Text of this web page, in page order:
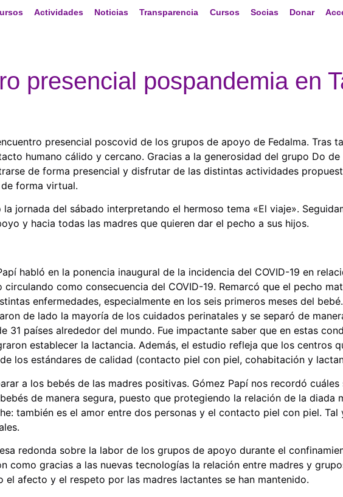
Actividades Noticias Transparencia Cursos Socias Donar
presencial pospandemia en
presencial poscovid de los grupos de apoyo de Fedalma. Tras
humano cálido y cercano. Gracias a la generosidad del grupo Do
de forma presencial y disfrutar de las distintas actividades
forma virtual.
la jornada del sábado interpretando el hermoso tema «El viaje».
y hacia todas las madres que quieren dar el pecho a sus hijos.
habló en la ponencia inaugural de la incidencia del COVID-19 en
circulando como consecuencia del COVID-19. Remarcó que el pecho
enfermedades, especialmente en los seis primeros meses del
de lado la mayoría de los cuidados perinatales y se separó de
31 países alrededor del mundo. Fue impactante saber que en estas
establecer la lactancia. Además, el estudio refleja que los centros
los estándares de calidad (contacto piel con piel, cohabitación y
a los bebés de las madres positivas. Gómez Papí nos recordó
de manera segura, puesto que protegiendo la relación de la
también es el amor entre dos personas y el contacto piel con piel.
redonda sobre la labor de los grupos de apoyo durante el
como gracias a las nuevas tecnologías la relación entre madres y
afecto y el respeto por las madres lactantes se han mantenido.